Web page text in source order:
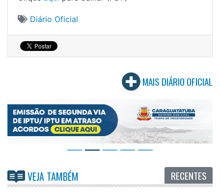
Diário Oficial
MAIS DIÁRIO OFICIAL
VEJA TAMBÉM RECENTES